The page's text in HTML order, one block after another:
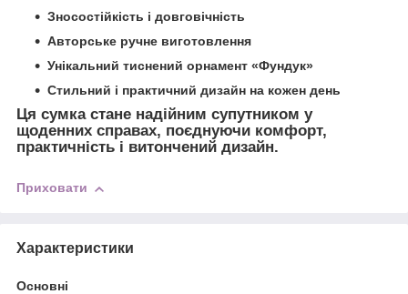
Зносостійкість і довговічність
Авторське ручне виготовлення
Унікальний тиснений орнамент «Фундук»
Стильний і практичний дизайн на кожен день
Ця сумка стане надійним супутником у
щоденних справах, поєднуючи комфорт,
практичність і витончений дизайн.
Приховати
Характеристики
Основні